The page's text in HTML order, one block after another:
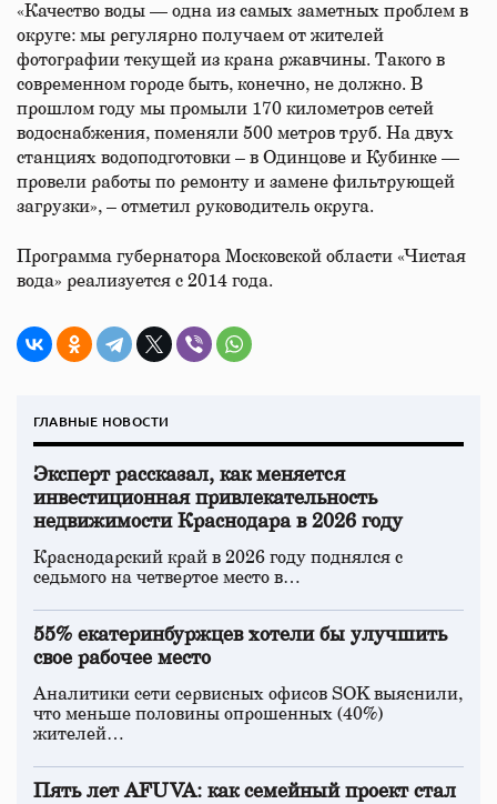
«Качество воды — одна из самых заметных проблем в
округе: мы регулярно получаем от жителей
фотографии текущей из крана ржавчины. Такого в
современном городе быть, конечно, не должно. В
прошлом году мы промыли 170 километров сетей
водоснабжения, поменяли 500 метров труб. На двух
станциях водоподготовки – в Одинцове и Кубинке —
провели работы по ремонту и замене фильтрующей
загрузки», – отметил руководитель округа.
Программа губернатора Московской области «Чистая
вода» реализуется с 2014 года.
ГЛАВНЫЕ НОВОСТИ
Эксперт рассказал, как меняется
инвестиционная привлекательность
недвижимости Краснодара в 2026 году
Краснодарский край в 2026 году поднялся с
седьмого на четвертое место в…
55% екатеринбуржцев хотели бы улучшить
свое рабочее место
Аналитики сети сервисных офисов SOK выяснили,
что меньше половины опрошенных (40%)
жителей…
Пять лет AFUVA: как семейный проект стал